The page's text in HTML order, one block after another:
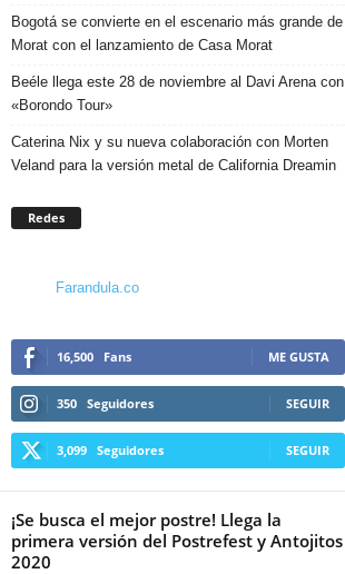
Bogotá se convierte en el escenario más grande de
Morat con el lanzamiento de Casa Morat
Beéle llega este 28 de noviembre al Davi Arena con
«Borondo Tour»
Caterina Nix y su nueva colaboración con Morten
Veland para la versión metal de California Dreamin
Redes
Farandula.co
16,500 Fans ME GUSTA
350 Seguidores SEGUIR
3,099 Seguidores SEGUIR
¡Se busca el mejor postre! Llega la
primera versión del Postrefest y Antojitos
2020